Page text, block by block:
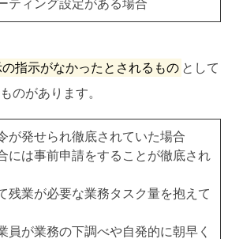
ティング設定がある場合
指示がなかったとされるもの として
のがあります。
が発せられ徹底されていた場合
には事前申請をすることが徹底され
残業が必要な業務タスク量を抱えて
員が業務の下調べや自発的に朝早く